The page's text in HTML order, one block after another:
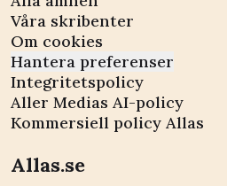
Våra skribenter
Om cookies
Hantera preferenser
Integritetspolicy
Aller Medias AI-policy
Kommersiell policy Allas
Allas.se